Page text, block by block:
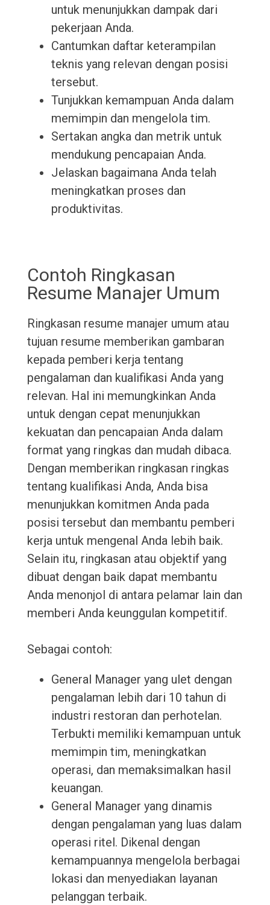
untuk menunjukkan dampak dari
pekerjaan Anda.
Cantumkan daftar keterampilan
teknis yang relevan dengan posisi
tersebut.
Tunjukkan kemampuan Anda dalam
memimpin dan mengelola tim.
Sertakan angka dan metrik untuk
mendukung pencapaian Anda.
Jelaskan bagaimana Anda telah
meningkatkan proses dan
produktivitas.
Contoh Ringkasan
Resume Manajer Umum
Ringkasan resume manajer umum atau
tujuan resume memberikan gambaran
kepada pemberi kerja tentang
pengalaman dan kualifikasi Anda yang
relevan. Hal ini memungkinkan Anda
untuk dengan cepat menunjukkan
kekuatan dan pencapaian Anda dalam
format yang ringkas dan mudah dibaca.
Dengan memberikan ringkasan ringkas
tentang kualifikasi Anda, Anda bisa
menunjukkan komitmen Anda pada
posisi tersebut dan membantu pemberi
kerja untuk mengenal Anda lebih baik.
Selain itu, ringkasan atau objektif yang
dibuat dengan baik dapat membantu
Anda menonjol di antara pelamar lain dan
memberi Anda keunggulan kompetitif.
Sebagai contoh:
General Manager yang ulet dengan
pengalaman lebih dari 10 tahun di
industri restoran dan perhotelan.
Terbukti memiliki kemampuan untuk
memimpin tim, meningkatkan
operasi, dan memaksimalkan hasil
keuangan.
General Manager yang dinamis
dengan pengalaman yang luas dalam
operasi ritel. Dikenal dengan
kemampuannya mengelola berbagai
lokasi dan menyediakan layanan
pelanggan terbaik.